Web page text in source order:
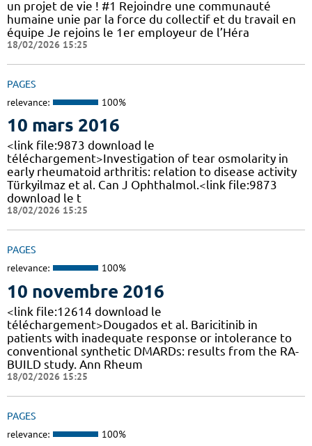
un projet de vie ! #1 Rejoindre une communauté
humaine unie par la force du collectif et du travail en
équipe Je rejoins le 1er employeur de l’Héra
18/02/2026 15:25
PAGES
relevance: 100%
10 mars 2016
<link file:9873 download le
téléchargement>Investigation of tear osmolarity in
early rheumatoid arthritis: relation to disease activity
Türkyilmaz et al. Can J Ophthalmol.<link file:9873
download le t
18/02/2026 15:25
PAGES
relevance: 100%
10 novembre 2016
<link file:12614 download le
téléchargement>Dougados et al. Baricitinib in
patients with inadequate response or intolerance to
conventional synthetic DMARDs: results from the RA-
BUILD study. Ann Rheum
18/02/2026 15:25
PAGES
relevance: 100%